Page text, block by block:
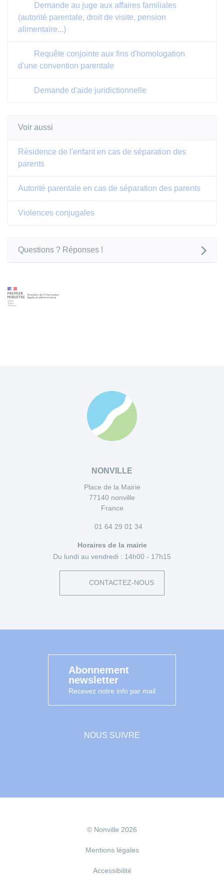
Demande au juge aux affaires familiales
(autorité parentale, droit de visite, pension
alimentaire...)
Requête conjointe aux fins d'homologation
d'une convention parentale
Demande d'aide juridictionnelle
Voir aussi
Résidence de l'enfant en cas de séparation des
parents
Autorité parentale en cas de séparation des parents
Violences conjugales
Questions ? Réponses !
NONVILLE
Place de la Mairie
77140 nonville
France
01 64 29 01 34
Horaires de la mairie
Du lundi au vendredi : 14h00 - 17h15
CONTACTEZ-NOUS
Abonnement
newsletter
Recevez notre info par mail
NOUS SUIVRE
© Nonville 2026
Mentions légales
Accessibilité